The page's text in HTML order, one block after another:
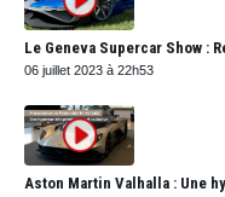
Le Geneva Supercar Show :
06 juillet 2023 à 22h53
Aston Martin Valhalla : Une